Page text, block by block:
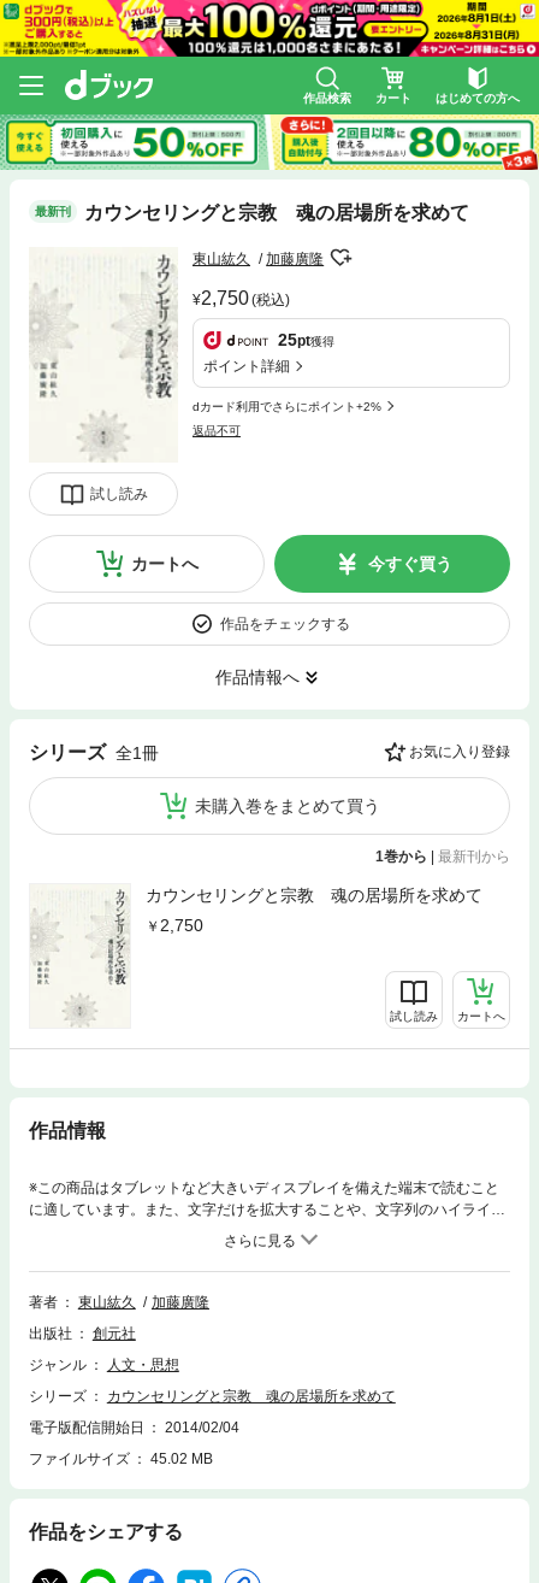
作品検索 カート はじめての方へ
最新刊 カウンセリングと宗教 魂の居場所を求めて
試し読み
東山紘久 加藤廣隆
2,750(税込)
25pt獲得
ポイント詳細
dカード利用でさらにポイント+2%
返品不可
カートへ 今すぐ買う
作品をチェックする
作品情報へ
シリーズ 全1冊 お気に入り登録
未購入巻をまとめて買う
1巻から | 最新刊から
カウンセリングと宗教 魂の居場所を求めて
2,750
試し読み カートへ
作品情報
※この商品はタブレットなど大きいディスプレイを備えた端末で読むこと
に適しています。また、文字だけを拡大することや、文字列のハイライ
ト、検索、辞書の参照、引用などの機能が使用できません。宗教がもつ意
味、魂と心と現実の関係、大いなるものとの出会いなど、カウンセリング
が深まれば必ずと言っていいほど突き当たる普遍的な問題を見事に表現し
た事例集。
著者 東山紘久
加藤廣隆
出版社
創元社
ジャンル
人文・思想
シリーズ
カウンセリングと宗教 魂の居場所を求めて
電子版配信開始日
2014/02/04
ファイルサイズ
45.02 MB
作品をシェアする